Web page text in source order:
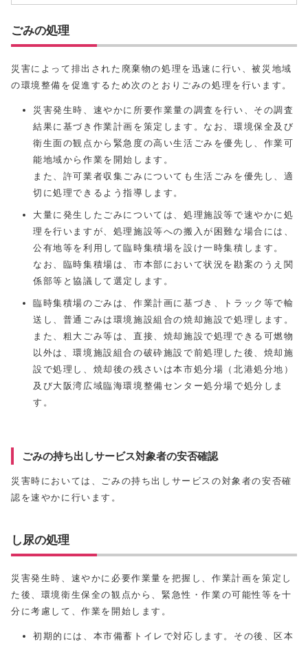
ごみの処理
災害によって排出された廃棄物の処理を迅速に行い、被災地域
の環境整備を促進するため次のとおりごみの処理を行います。
災害発生時、速やかに所要作業量の調査を行い、その調査
結果に基づき作業計画を策定します。なお、環境保全及び
衛生面の観点から緊急度の高い生活ごみを優先し、作業可
能地域から作業を開始します。
また、許可業者収集ごみについても生活ごみを優先し、適
切に処理できるよう指導します。
大量に発生したごみについては、処理施設等で速やかに処
理を行いますが、処理施設等への搬入が困難な場合には、
公有地等を利用して臨時集積場を設け一時集積します。
なお、臨時集積場は、市本部において状況を勘案のうえ関
係部等と協議して選定します。
臨時集積場のごみは、作業計画に基づき、トラック等で輸
送し、普通ごみは環境施設組合の焼却施設で処理します。
また、粗大ごみ等は、直接、焼却施設で処理できる可燃物
以外は、環境施設組合の破砕施設で前処理した後、焼却施
設で処理し、焼却後の残さいは本市処分場（北港処分地）
及び大阪湾広域臨海環境整備センター処分場で処分しま
す。
ごみの持ち出しサービス対象者の安否確認
災害時においては、ごみの持ち出しサービスの対象者の安否確
認を速やかに行います。
し尿の処理
災害発生時、速やかに必要作業量を把握し、作業計画を策定し
た後、環境衛生保全の観点から、緊急性・作業の可能性等を十
分に考慮して、作業を開始します。
初期的には、本市備蓄トイレで対応します。その後、区本